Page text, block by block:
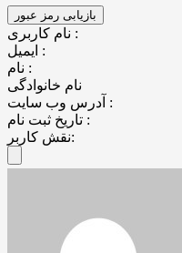
نام کاربری :
ایمیل :
نام :
نام خانوادگی
آدرس وب سایت :
تاریخ ثبت نام :
نقش کاربر: